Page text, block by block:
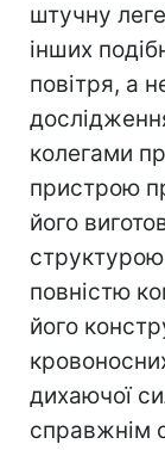
штучну
інших
повітря, а
колегами
пристрою
його
повністю
його
дихаючої
справжнім